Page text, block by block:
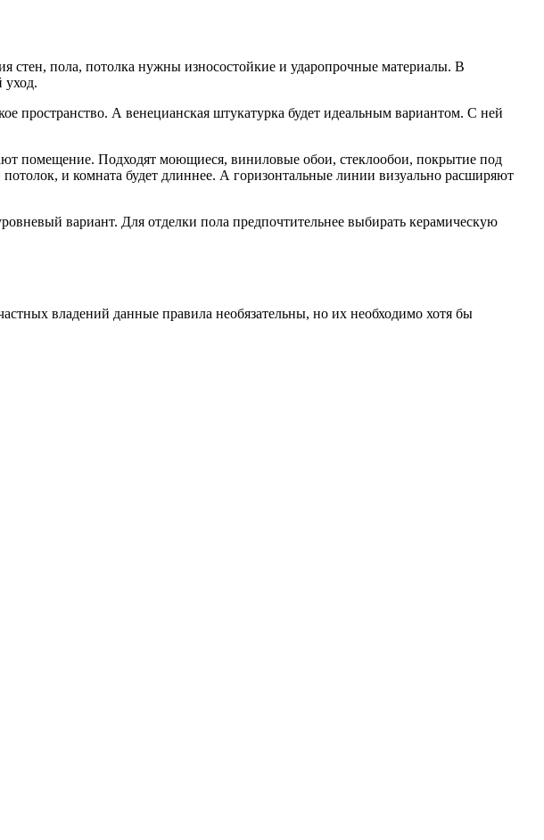
стен, пола, потолка нужны износостойкие и ударопрочные материалы. В
уход.
пространство. А венецианская штукатурка будет идеальным вариантом. С ней
помещение. Подходят моющиеся, виниловые обои, стеклообои, покрытие под
и комната будет длиннее. А горизонтальные линии визуально расширяют
вариант. Для отделки пола предпочтительнее выбирать керамическую
владений данные правила необязательны, но их необходимо хотя бы